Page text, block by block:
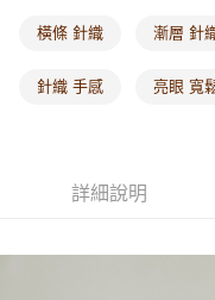
海外配送-港/澳/新/馬/泰國
海外配送-其他亞洲地區
橫條 針織 漸層 針
針織 手感 亮眼 寬
詳細說明